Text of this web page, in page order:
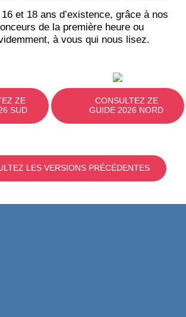
et 18 ans d’existence, grâce à nos
de la première heure ou
à vous qui nous lisez.
ZE
SUD
CONSULTEZ ZE
GUIDE 2026 NORD
LES VERSIONS PRÉCÉDENTES